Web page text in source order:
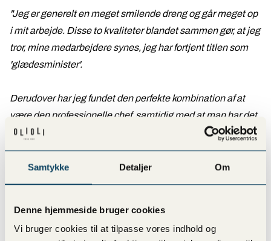
Samtykke Detaljer Om
Denne hjemmeside bruger cookies
Vi bruger cookies til at tilpasse vores indhold og
"Jeg er generelt en meget smilende dreng og går meget op
i mit arbejde. Disse to kvaliteter blandet sammen gør, at jeg
tror, mine medarbejdere synes, jeg har fortjent titlen som
'glædesminister'.
Derudover har jeg fundet den perfekte kombination af at
være den professionelle chef, samtidig med at man har det
mega sjovt og hyggeligt med mig bag baren. Denne
kombination tror jeg, de fleste ledere har svært ved at finde,
men for mig kommer det meget naturligt.
energi, når man er på arbejde. Det stræber jeg selv efter, og
det er noget, mine medarbejdere også skal.